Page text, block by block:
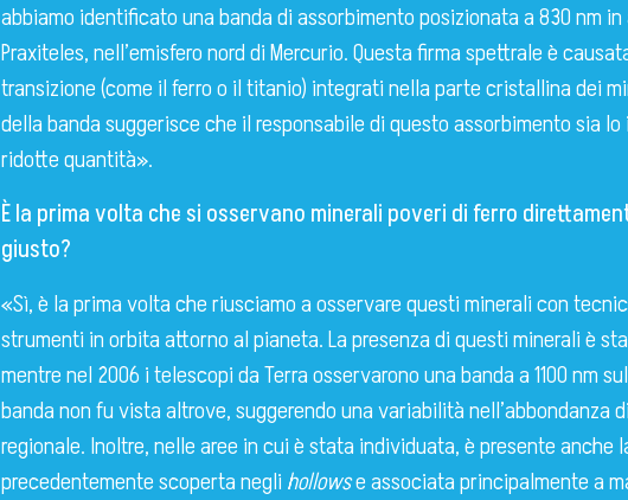
abbiamo identificato una banda di assorbimento posizionata a 830 nm
Praxiteles, nell’emisfero nord di Mercurio. Questa firma spettrale è
transizione (come il ferro o il titanio) integrati nella parte cristallina dei
della banda suggerisce che il responsabile di questo assorbimento sia
ridotte quantità».
È la prima volta che si osservano minerali poveri di ferro
giusto?
«Sì, è la prima volta che riusciamo a osservare questi minerali con
strumenti in orbita attorno al pianeta. La presenza di questi minerali è
mentre nel 2006 i telescopi da Terra osservarono una banda a 1100 nm
banda non fu vista altrove, suggerendo una variabilità nell’abbondanza
regionale. Inoltre, nelle aree in cui è stata individuata, è presente anche
precedentemente scoperta negli hollowse associata principalmente a